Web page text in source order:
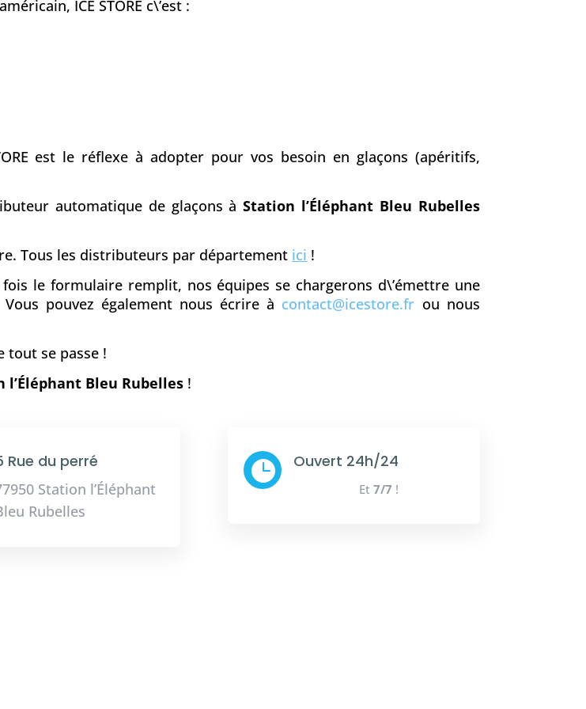
ICE STORE c\’est :
est le réflexe à adopter pour vos besoin en glaçons (apéritifs,
automatique de glaçons àStation l’Éléphant Bleu Rubelles
Tous les distributeurs par département ici !
fois le formulaire remplit, nos équipes se chargerons d\’émettre une
pouvez également nous écrire à contact@icestore.fr ou nous
tout se passe !
l’Éléphant Bleu Rubelles !
Rue du perré
Station l’Éléphant
Rubelles
 Ouvert 24h/24
Et 7/7 !